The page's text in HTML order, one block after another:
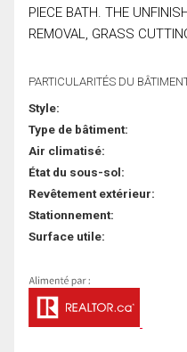
PIECE BATH. THE
REMOVAL, GRASS
PARTICULARITÉS DU
Style:
Type de bâtiment:
Air climatisé:
État du sous-sol:
Revêtement extérieur:
Stationnement:
Surface utile: